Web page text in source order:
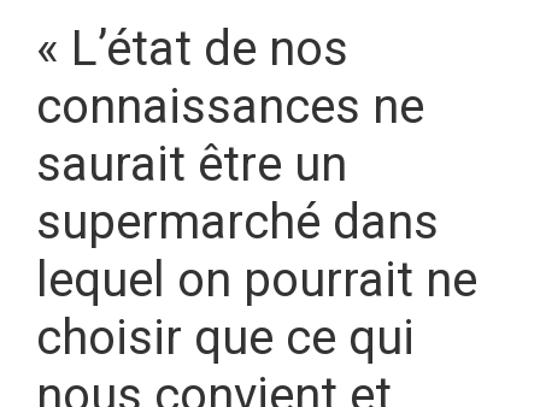
« L’état de nos
connaissances ne
saurait être un
supermarché dans
lequel on pourrait ne
choisir que ce qui
nous convient et